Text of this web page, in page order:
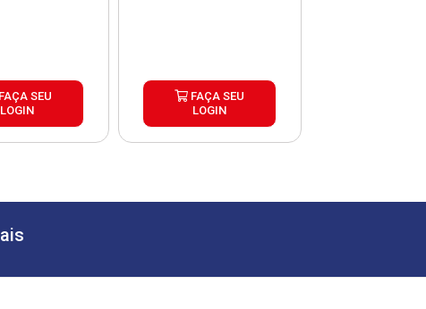
FAÇA SEU
LOGIN
FAÇA SEU
LOGIN